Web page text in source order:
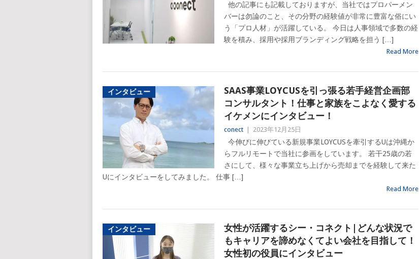
他の記事にも記載しておりますが、当社ではプロパーメン
バーは勿論のこと、その分野の経験値が非常に豊富な俗にい
う「プロ人材」が活躍している。 今日は人事領域で多数の経
験を積み、採用や採用ブランディング戦略を担う […]
Read More
インタビュー
SAAS事業LOYCUSを引っ張る若手経営企画部
コンサルタント！仕事と家族をこよなく愛する
イケメンにインタビュー！
conect 2023年12月25日
今伸びに伸びている新規事業LOYCUSを牽引するUは沖縄か
らフルリモートで当社に参画をしています。 若干25歳の若
さにして、様々な事業立ち上げから売却までを経験して来た
Uにインタビューをしてみました。 仕事 […]
Read More
インタビュー
女性が活躍するシー・コネクト|どんな状況で
もキャリアを諦めなくてよい会社を目指して！
女性初の役員にインタビュー